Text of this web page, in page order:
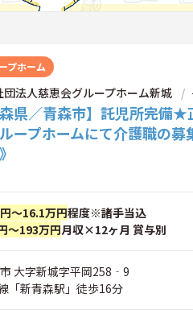
プホーム
団法人慈恵会グループホーム新城
森県／青森市】託児所完備★
ープホームにて介護職の募
～16.1万円程度※諸手当込
～193万円月収×12ヶ月 賞与別
大字新城字平岡258‐9
「新青森駅」徒歩16分